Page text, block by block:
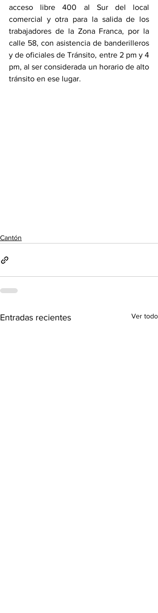
acceso libre 400 al Sur del local
comercial y otra para la salida de los
trabajadores de la Zona Franca, por la
calle 58, con asistencia de banderilleros
y de oficiales de Tránsito, entre 2 pm y 4
pm, al ser considerada un horario de alto
tránsito en ese lugar.
Cantón
Entradas recientes Ver todo